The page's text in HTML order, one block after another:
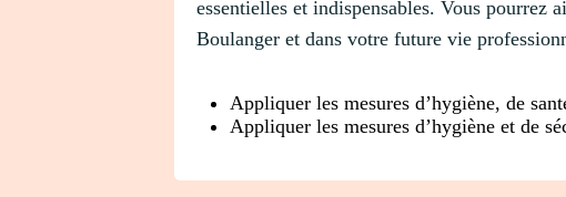
essentielles et indispensables. Vous pourrez
Boulanger et dans votre future vie
Appliquer les mesures d’hygiène, de
Appliquer les mesures d’hygiène et de